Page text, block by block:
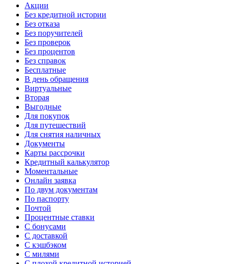
Акции
Без кредитной истории
Без отказа
Без поручителей
Без проверок
Без процентов
Без справок
Бесплатные
В день обращения
Виртуальные
Вторая
Выгодные
Для покупок
Для путешествий
Для снятия наличных
Документы
Карты рассрочки
Кредитный калькулятор
Моментальные
Онлайн заявка
По двум документам
По паспорту
Почтой
Процентные ставки
С бонусами
С доставкой
С кэшбэком
С милями